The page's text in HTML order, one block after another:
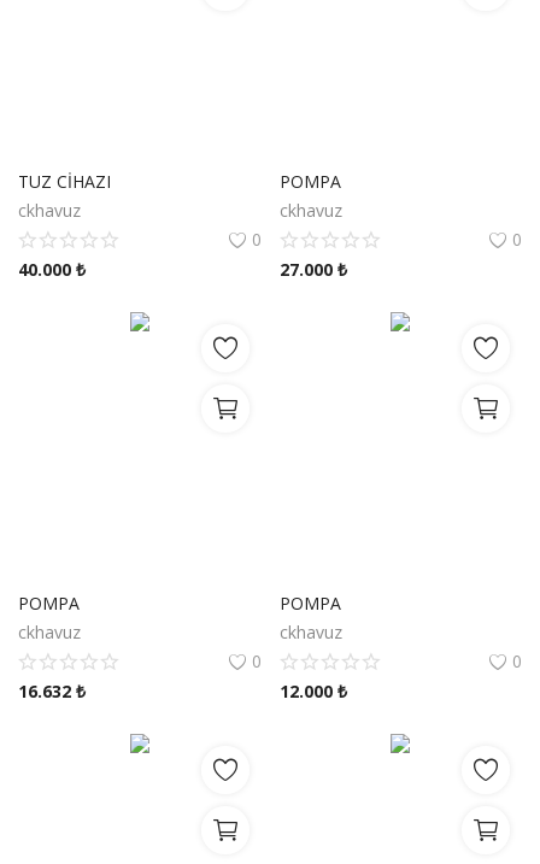
TUZ CİHAZI
ckhavuz
0
40.000 ₺
POMPA
ckhavuz
0
27.000 ₺
POMPA
ckhavuz
0
16.632 ₺
POMPA
ckhavuz
0
12.000 ₺